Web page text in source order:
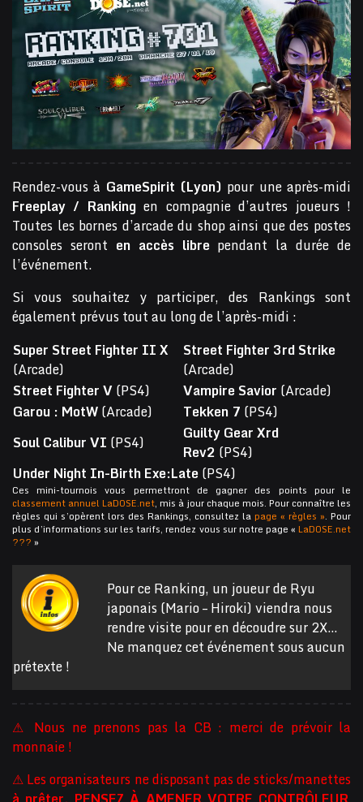
Rendez-vous à GameSpirit (Lyon) pour une après-midi
Freeplay / Rankingen compagnie d’autres joueurs !
Toutes les bornes d’arcade du shop ainsi que des postes
consoles seront en accès librependant la durée de
l’événement.
Si vous souhaitez y participer, des Rankings sont
également prévus tout au long de l’après-midi :
Super Street Fighter II X
(Arcade)
Street Fighter 3rd Strike
(Arcade)
Street Fighter V(PS4) Vampire Savior (Arcade)
Garou : MotW(Arcade) Tekken 7 (PS4)
Soul Calibur VI (PS4)
Guilty Gear Xrd
Rev2 (PS4)
Under Night In-Birth Exe:Late(PS4)
Ces mini-tournois vous permettront de gagner des points pour le
classement annuel LaDOSE.net, mis à jour chaque mois. Pour connaître les
règles qui s’opèrent lors des Rankings, consultez la page « règles ». Pour
plus d’informations sur les tarifs, rendez vous sur notre page « LaDOSE.net
??? »
Pour ce Ranking, un joueur de Ryu
japonais (Mario – Hiroki) viendra nous
rendre visite pour en découdre sur 2X…
Ne manquez cet événement sous aucun
prétexte !
⚠ Nous ne prenons pas la CB : merci de prévoir la
monnaie !
⚠ Les organisateurs ne disposant pas de sticks/manettes